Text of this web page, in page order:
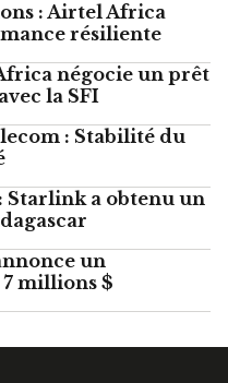
: Airtel Africa
résiliente
négocie un prêt
la SFI
: Stabilité du
Starlink a obtenu un
un
millions $